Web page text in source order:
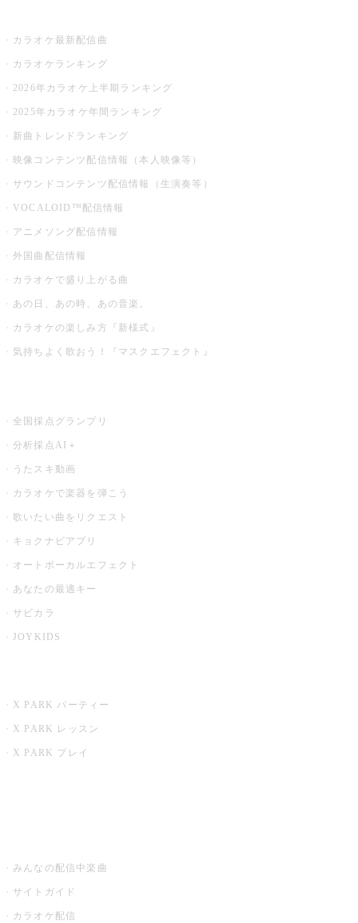
カラオケ最新配信曲
カラオケランキング
2026年カラオケ上半期ランキング
2025年カラオケ年間ランキング
新曲トレンドランキング
映像コンテンツ配信情報（本人映像等）
サウンドコンテンツ配信情報（生演奏等）
VOCALOID™配信情報
アニメソング配信情報
外国曲配信情報
カラオケで盛り上がる曲
あの日、あの時、あの音楽。
カラオケの楽しみ方『新様式』
気持ちよく歌おう！『マスクエフェクト』
全国採点グランプリ
分析採点AI＋
うたスキ動画
カラオケで楽器を弾こう
歌いたい曲をリクエスト
キョクナビアプリ
オートボーカルエフェクト
あなたの最適キー
サビカラ
JOYKIDS
X PARK パーティー
X PARK レッスン
X PARK プレイ
みんなの配信中楽曲
サイトガイド
カラオケ配信